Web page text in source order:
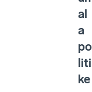
al
a
po
liti
ke